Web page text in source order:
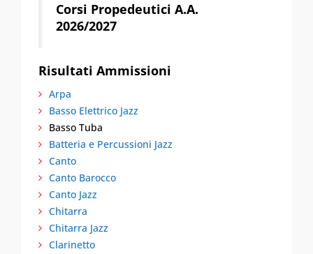
Corsi Propedeutici A.A.
2026/2027
Risultati Ammissioni
Arpa
Basso Elettrico Jazz
Basso Tuba
Batteria e Percussioni Jazz
Canto
Canto Barocco
Canto Jazz
Chitarra
Chitarra Jazz
Clarinetto